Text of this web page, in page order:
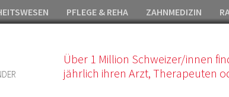
PFLEGE & REHA ZAHNMEDIZIN
Über 1 Million Schweizer/innen
jährlich ihren Arzt, Therapeuten